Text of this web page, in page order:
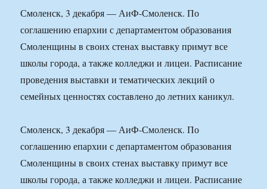
Смоленск, 3 декабря — АиФ-Смоленск. По
соглашению епархии с департаментом образования
Смоленщины в своих стенах выставку примут все
школы города, а также колледжи и лицеи. Расписание
проведения выставки и тематических лекций о
семейных ценностях составлено до летних каникул.
Смоленск, 3 декабря — АиФ-Смоленск. По
соглашению епархии с департаментом образования
Смоленщины в своих стенах выставку примут все
школы города, а также колледжи и лицеи. Расписание